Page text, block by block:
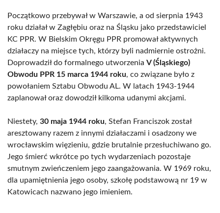
Początkowo przebywał w Warszawie, a od sierpnia 1943
roku działał w Zagłębiu oraz na Śląsku jako przedstawiciel
KC PPR. W Bielskim Okręgu PPR promował aktywnych
działaczy na miejsce tych, którzy byli nadmiernie ostrożni.
Doprowadził do formalnego utworzenia V (Śląskiego)
Obwodu PPR 15 marca 1944 roku, co związane było z
powołaniem Sztabu Obwodu AL. W latach 1943-1944
zaplanował oraz dowodził kilkoma udanymi akcjami.
Niestety, 30 maja 1944 roku, Stefan Franciszok został
aresztowany razem z innymi działaczami i osadzony we
wrocławskim więzieniu, gdzie brutalnie przesłuchiwano go.
Jego śmierć wkrótce po tych wydarzeniach pozostaje
smutnym zwieńczeniem jego zaangażowania. W 1969 roku,
dla upamiętnienia jego osoby, szkołę podstawową nr 19 w
Katowicach nazwano jego imieniem.